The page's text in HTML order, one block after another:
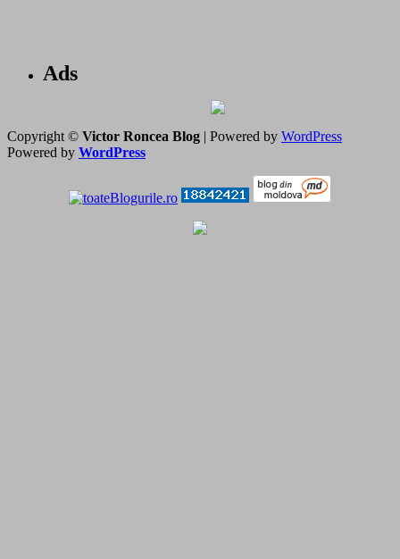
Ads
Copyright © Victor Roncea Blog | Powered by WordPress
Powered by WordPress